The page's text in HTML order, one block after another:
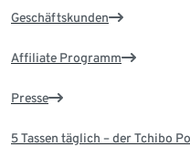
Geschäftskunden
Affiliate Programm
Presse
5 Tassen täglich – der Tchibo